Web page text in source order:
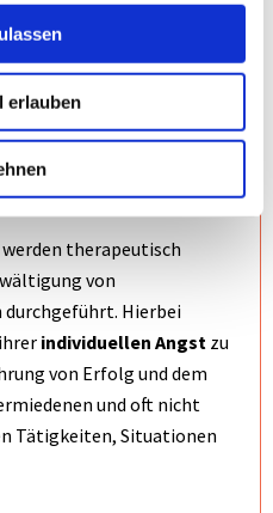
erlauben
und der Verstärkung des
und einegedankliche
mit den auf
Therapeuten werden
erarbeitet
werden therapeutisch
von
Hierbei
individuellen Angst zu
von Erfolg und dem
und oft nicht
Tätigkeiten, Situationen